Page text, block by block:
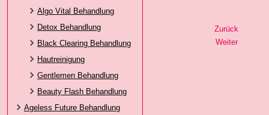
Algo Vital Behandlung
Detox Behandlung
Black Clearing Behandlung
Hautreinigung
Gentlemen Behandlung
Beauty Flash Behandlung
Ageless Future Behandlung
Zurück
Weiter